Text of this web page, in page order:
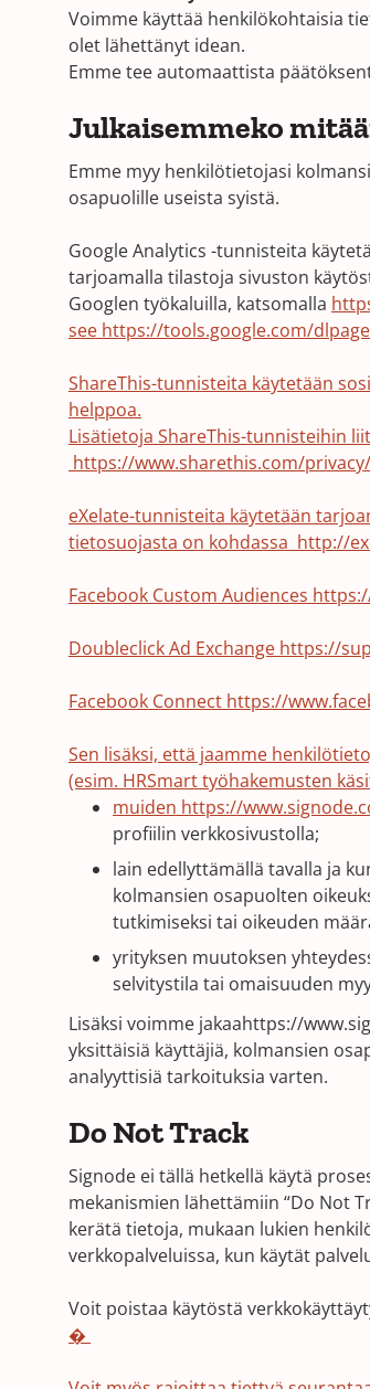
Voimme käyttää henkilökohtaisia
olet lähettänyt idean.
Emme tee automaattista
Julkaisemmeko
Emme myy henkilötietojasi
osapuolille useista syistä.
Google Analytics -tunnisteita
tarjoamalla tilastoja sivuston
Googlen työkaluilla, katsomalla
see (Opens
a
new
window)
https://tools.google.com/
ShareThis-tunnisteita käytetään
helppoa.
Lisätietoja ShareThis-tunnisteihin
https://www.sharethis.com/
eXelate-tunnisteita käytetään
tietosuojasta on kohdassa (Opens
a
window)
http://
Facebook Custom Audiences (Opens
a
Doubleclick Ad Exchange (Opens
a
window)
https://
Facebook Connect (Opens
a
new
window)
https://
Sen lisäksi, että jaamme
(esim. HRSmart työhakemusten
muiden (Opens
in
a
new
window)
https://
profiilin verkkosivustolla;
lain edellyttämällä tavalla ja
kolmansien osapuolten
tutkimiseksi tai oikeuden
yrityksen muutoksen
selvitystila tai omaisuuden
Lisäksi voimme jakaahttps://
yksittäisiä käyttäjiä, kolmansien
analyyttisiä tarkoituksia varten.
Do Not Track
Signode ei tällä hetkellä käytä
mekanismien lähettämiin “Do Not
kerätä tietoja, mukaan lukien
verkkopalveluissa, kun käytät
Voit poistaa käytöstä
�